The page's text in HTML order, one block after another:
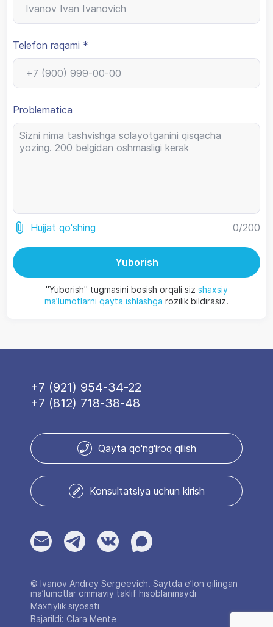
Telefon raqami *
Problematica
Hujjat qo'shing 0/200
Yuborish
"Yuborish" tugmasini bosish orqali siz shaxsiy
ma’lumotlarni qayta ishlashga rozilik bildirasiz.
+7 (921) 954-34-22
+7 (812) 718-38-48
Qayta qo'ng'iroq qilish
Konsultatsiya uchun kirish
© Ivanov Andrey Sergeevich. Saytda e’lon qilingan
ma’lumotlar ommaviy taklif hisoblanmaydi
Maxfiylik siyosati
Bajarildi: Clara Mente